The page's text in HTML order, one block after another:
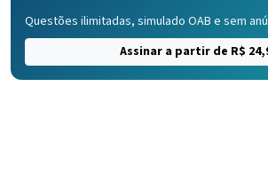
Questões ilimitadas, simulado OAB e sem
Assinar a partir de R$